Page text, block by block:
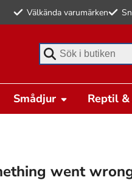
Välkända varumärken
Börja
Smådjur Reptil
went